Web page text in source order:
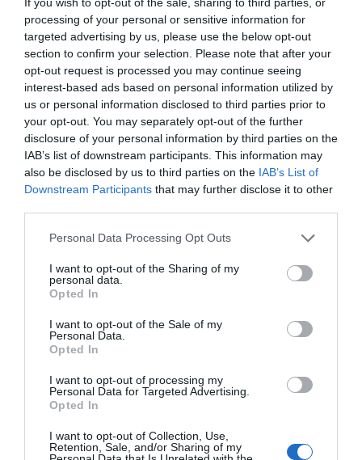
processing of your personal or sensitive information for
targeted advertising by us, please use the below opt-out
section to confirm your selection. Please note that after your
opt-out request is processed you may continue seeing
interest-based ads based on personal information utilized by
us or personal information disclosed to third parties prior to
your opt-out. You may separately opt-out of the further
disclosure of your personal information by third parties on the
IAB’s list of downstream participants. This information may
also be disclosed by us to third parties on the IAB’s List of
Downstream Participants that may further disclose it to other
Personal Data Processing Opt Outs
I want to opt-out of the Sharing of my
personal data.
Opted In
I want to opt-out of the Sale of my
Personal Data.
Opted In
I want to opt-out of processing my
Personal Data for Targeted Advertising.
Opted In
I want to opt-out of Collection, Use,
Retention, Sale, and/or Sharing of my
Huvudrätter Lax Fisk Torsk
Grädde
Fransk mat
Kall mat
E-mail
Medel:3.9(23
Uppskattat näringsvärde per portion:
450 kcal